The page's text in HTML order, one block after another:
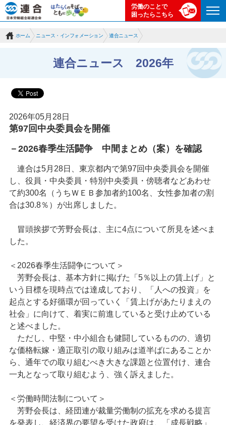
労働のことで
困ったらこちら
ホーム ニュース・インフォメーション 連合ニュース
連合ニュース 2026年
2026年05月28日
第97回中央委員会を開催
－2026春季生活闘争 中間まとめ（案）を確認
連合は5月28日、東京都内で第97回中央委員会を開催
し、役員・中央委員・特別中央委員・傍聴者などあわせ
て約300名（うちＷＥＢ参加者約100名、女性参加者の割
合は30.8％）が出席しました。
冒頭挨拶で芳野会長は、主に4点について所見を述べま
した。
＜2026春季生活闘争について＞
芳野会長は、基本方針に掲げた「5％以上の賃上げ」と
いう目標を現時点では達成しており、「人への投資」を
起点とする好循環が回っていく「賃上げがあたりまえの
社会」に向けて、着実に前進していると受け止めている
と述べました。
ただし、中堅・中小組合も健闘しているものの、適切
な価格転嫁・適正取引の取り組みは道半ばにあることか
ら、通年での取り組むべき大きな課題と位置付け、連合
一丸となって取り組むよう、強く訴えました。
＜労働時間法制について＞
芳野会長は、経団連が裁量労働制の拡充を求める提言
を発表し、経済界の要望を受けた政府は、「成長戦略」